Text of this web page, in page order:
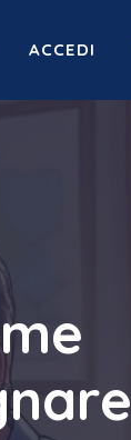
ACCEDI